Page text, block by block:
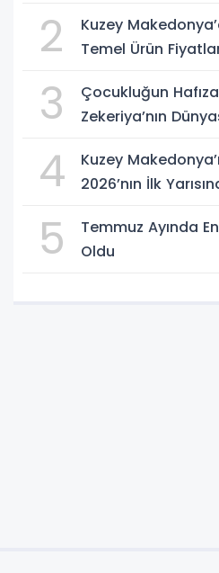
2
Kuzey
Temel Ürün
3
Çocukluğun
Zekeriya’nın
4
Kuzey
2026’nın İlk
5
Temmuz Ayında
Oldu